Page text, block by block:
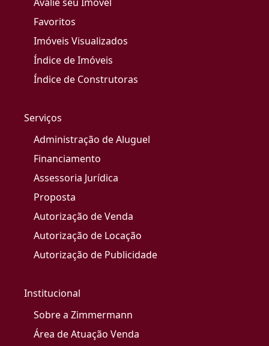
Favoritos
Imóveis Visualizados
Índice de Imóveis
Índice de Construtoras
Serviços
Administração de Aluguel
Financiamento
Assessoria Jurídica
Proposta
Autorização de Venda
Autorização de Locação
Autorização de Publicidade
Institucional
Sobre a Zimmermann
Área de Atuação Venda